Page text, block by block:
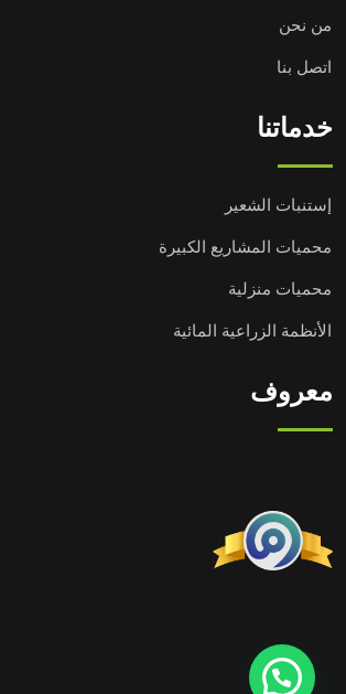
من نحن
اتصل بنا
خدماتنا
إستنبات الشعير
محميات المشاريع الكبيرة
محميات منزلية
الأنظمة الزراعية المائية
معروف